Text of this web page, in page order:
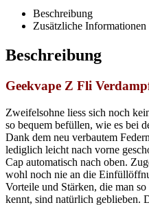
Beschreibung
Zusätzliche Informationen
Beschreibung
Geekvape Z Fli
Zweifelsohne liess sich noch
so bequem befüllen, wie es bei
Dank dem neu verbautem
lediglich leicht nach vorne
Cap automatisch nach oben.
wohl noch nie an die
Vorteile und Stärken, die man
kennt, sind natürlich geblieben.